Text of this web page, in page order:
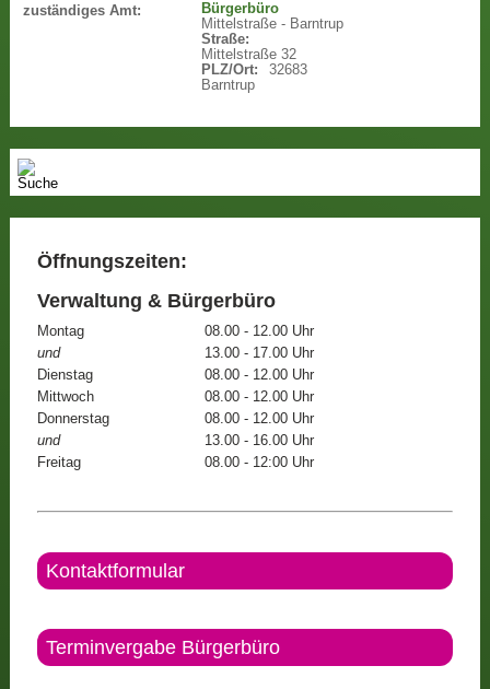
zuständiges Amt:
Bürgerbüro
Mittelstraße - Barntrup
Straße:
Mittelstraße 32
PLZ/Ort:
32683
Barntrup
Öffnungszeiten:
Verwaltung & Bürgerbüro
Montag
08.00 - 12.00 Uhr
und
13.00 - 17.00 Uhr
Dienstag
08.00 - 12.00 Uhr
Mittwoch
08.00 - 12.00 Uhr
Donnerstag
08.00 - 12.00 Uhr
und
13.00 - 16.00 Uhr
Freitag
08.00 - 12:00 Uhr
Kontaktformular
Terminvergabe Bürgerbüro